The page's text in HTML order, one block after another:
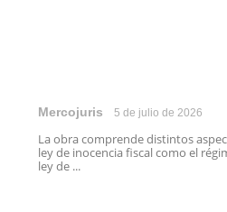
Mercojuris 5 de julio de 2026
La obra comprende distintos
ley de inocencia fiscal como el
ley de ...